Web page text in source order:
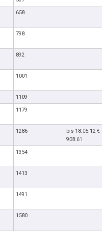
658
798
892
1001
1109
1179
1286
bis 18.05.12 €
908.61
1354
1413
1491
1580